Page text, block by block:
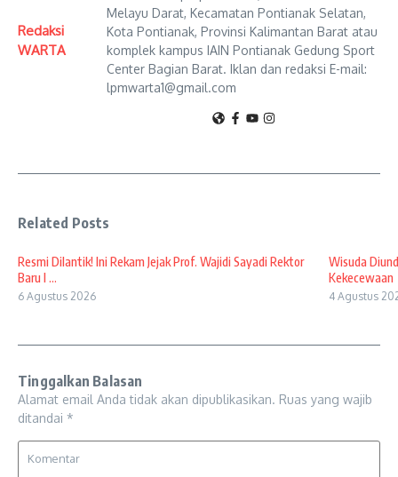
Redaksi
WARTA
Melayu Darat, Kecamatan Pontianak Selatan,
Kota Pontianak, Provinsi Kalimantan Barat atau
komplek kampus IAIN Pontianak Gedung Sport
Center Bagian Barat. Iklan dan redaksi E-mail:
lpmwarta1@gmail.com
Related Posts
Resmi Dilantik! Ini Rekam Jejak Prof. Wajidi Sayadi Rektor
Baru I ...
6 Agustus 2026
Wisuda
Kekecewaan
4 Agustus
Tinggalkan Balasan
Alamat email Anda tidak akan dipublikasikan. Ruas yang wajib
ditandai *